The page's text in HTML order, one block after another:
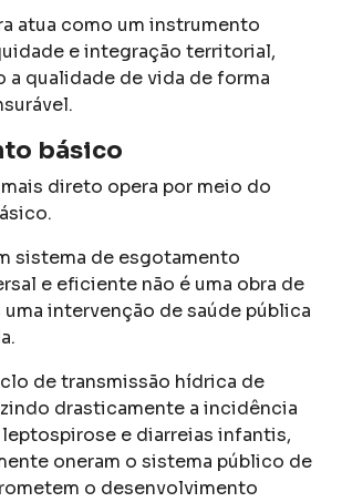
atua como um instrumento
e integração territorial,
a qualidade de vida de forma
básico
direto opera por meio do
sistema de esgotamento
e eficiente não é uma obra de
intervenção de saúde pública
de transmissão hídrica de
drasticamente a incidência
e diarreias infantis,
oneram o sistema público de
o desenvolvimento